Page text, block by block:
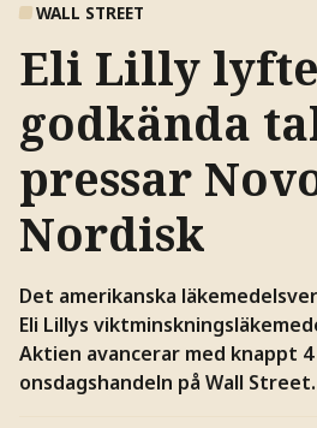
WALL STREET
Eli Lilly
godkända
pressar
Nordisk
Det amerikanska
Eli Lillys
Aktien avancerar med knappt
onsdagshandeln på Wall Street.